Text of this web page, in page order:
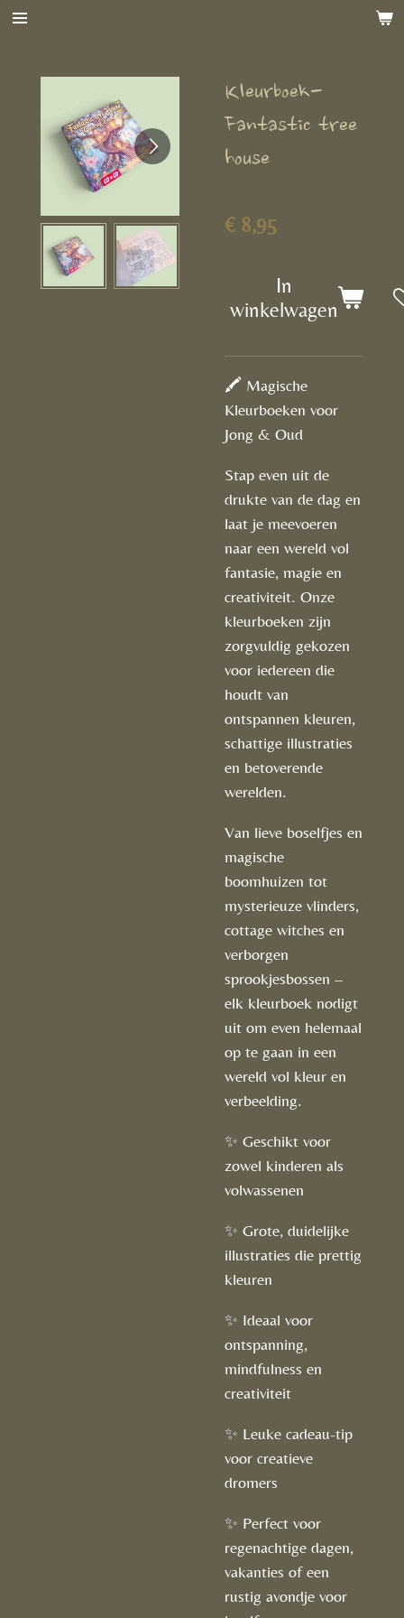
Ga
hoofdinhoud
Kleurboek-
Fantastic tree
house
€ 8,95
In
winkelwagen
🖍️ Magische
Kleurboeken voor
Jong & Oud
Stap even uit de
drukte van de dag en
laat je meevoeren
naar een wereld vol
fantasie, magie en
creativiteit. Onze
kleurboeken zijn
zorgvuldig gekozen
voor iedereen die
houdt van
ontspannen kleuren,
schattige illustraties
en betoverende
werelden.
Van lieve boselfjes en
magische
boomhuizen tot
mysterieuze vlinders,
cottage witches en
verborgen
sprookjesbossen –
elk kleurboek nodigt
uit om even helemaal
op te gaan in een
wereld vol kleur en
verbeelding.
✨ Geschikt voor
zowel kinderen als
volwassenen
✨ Grote, duidelijke
illustraties die prettig
kleuren
✨ Ideaal voor
ontspanning,
mindfulness en
creativiteit
✨ Leuke cadeau-tip
voor creatieve
dromers
✨ Perfect voor
regenachtige dagen,
vakanties of een
rustig avondje voor